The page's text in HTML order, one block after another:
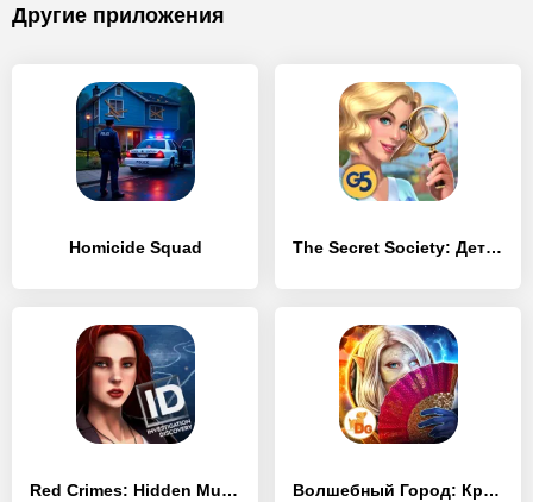
Другие приложения
Homicide Squad The Secret Society: Детектив
Red Crimes: Hidden Murders Волшебный Город: Крылья